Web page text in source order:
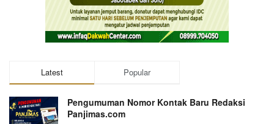
Latest Popular
Pengumuman Nomor Kontak Baru Redaksi
Panjimas.com